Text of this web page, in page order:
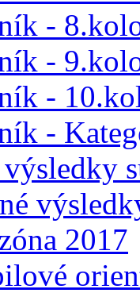
-
-
-
-
výsledky
2017